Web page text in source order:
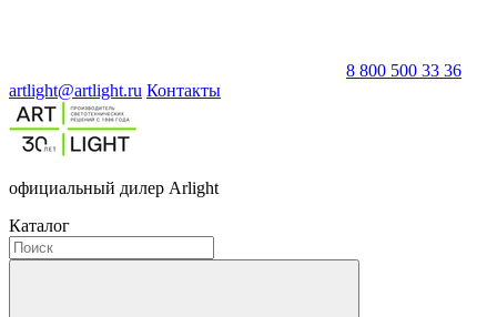
8 800 500 33 36
artlight@artlight.ru Контакты
официальный дилер Arlight
Каталог